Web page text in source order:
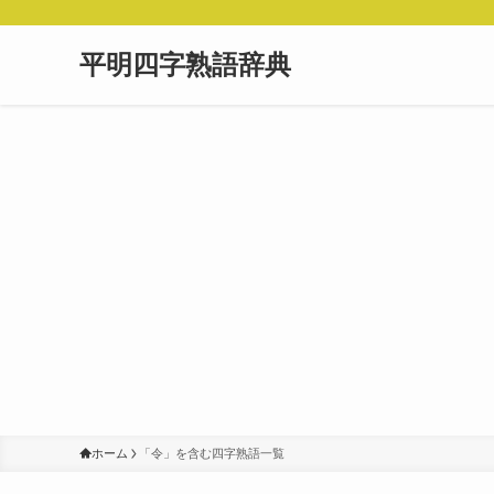
平明四字熟語辞典
ホーム 「令」を含む四字熟語一覧